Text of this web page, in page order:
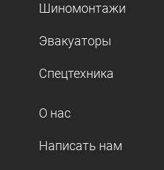
Шиномонтажи
Эвакуаторы
Спецтехника
О нас
Написать нам